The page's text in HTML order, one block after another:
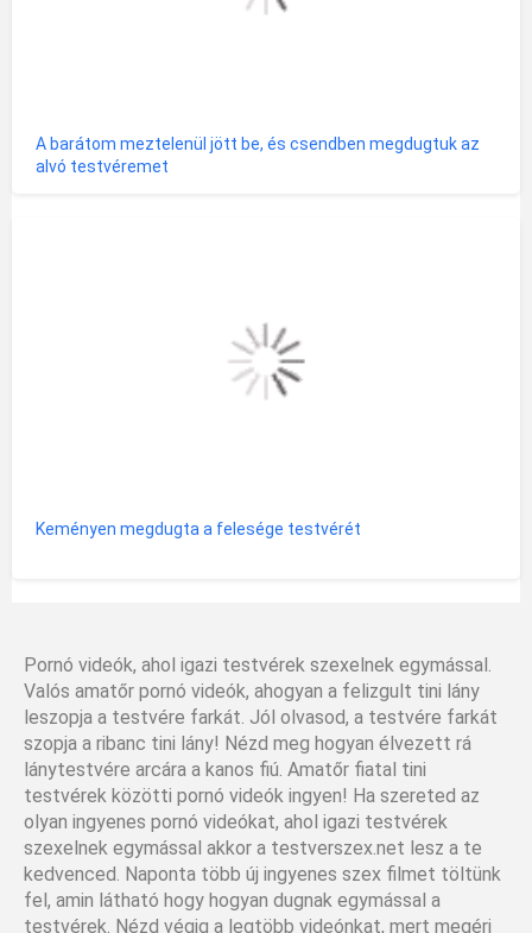
A barátom meztelenül jött be, és csendben megdugtuk az
alvó testvéremet
Keményen megdugta a felesége testvérét
Pornó videók, ahol igazi testvérek szexelnek egymással.
Valós amatőr pornó videók, ahogyan a felizgult tini lány
leszopja a testvére farkát. Jól olvasod, a testvére farkát
szopja a ribanc tini lány! Nézd meg hogyan élvezett rá
lánytestvére arcára a kanos fiú. Amatőr fiatal tini
testvérek közötti pornó videók ingyen! Ha szereted az
olyan ingyenes pornó videókat, ahol igazi testvérek
szexelnek egymással akkor a testverszex.net lesz a te
kedvenced. Naponta több új ingyenes szex filmet töltünk
fel, amin látható hogy hogyan dugnak egymással a
testvérek. Nézd végig a legtöbb videónkat, mert megéri